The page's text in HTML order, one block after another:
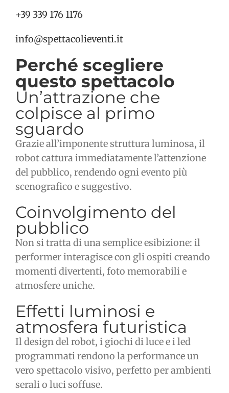
+39 339 176 1176
info@spettacolieventi.it
Perché scegliere
questo spettacolo
Un’attrazione che
colpisce al primo
sguardo
Grazie all’imponente struttura luminosa, il
robot cattura immediatamente l’attenzione
del pubblico, rendendo ogni evento più
scenografico e suggestivo.
Coinvolgimento del
pubblico
Non si tratta di una semplice esibizione: il
performer interagisce con gli ospiti creando
momenti divertenti, foto memorabili e
atmosfere uniche.
Effetti luminosi e
atmosfera futuristica
Il design del robot, i giochi di luce e i led
programmati rendono la performance un
vero spettacolo visivo, perfetto per ambienti
serali o luci soffuse.